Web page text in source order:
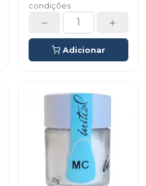
condições
Adicionar